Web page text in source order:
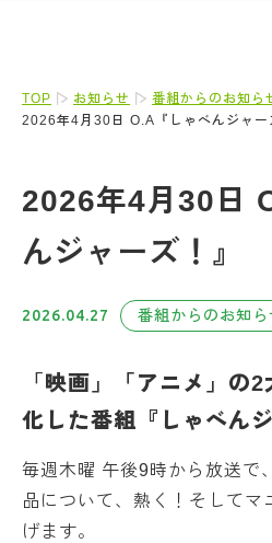
TOP お知らせ
番組からのお知ら
2026年4月30日 O.A『しゃべんジャー
2026年4月30日
んジャーズ！』
2026.04.27 番組からのお知ら
「 映画」「アニメ」の2
化した番組『しゃべん
毎週木曜 午後9時から放送で
品について、熱く！そしてマ
げます。